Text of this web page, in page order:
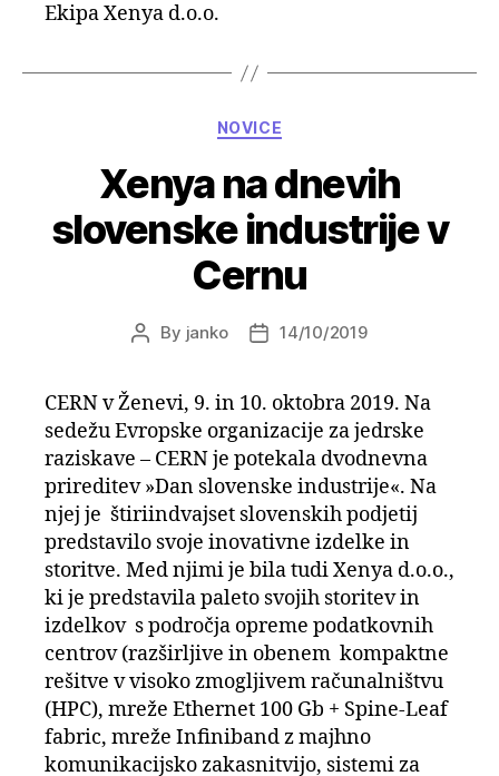
Ekipa Xenya d.o.o.
Categories
NOVICE
Xenya na dnevih
slovenske industrije v
Cernu
Post
By janko
Post14/10/2019
CERN v Ženevi, 9. in 10. oktobra 2019. Na
sedežu Evropske organizacije za jedrske
raziskave – CERN je potekala dvodnevna
prireditev »Dan slovenske industrije«. Na
njej je štiriindvajset slovenskih podjetij
predstavilo svoje inovativne izdelke in
storitve. Med njimi je bila tudi Xenya d.o.o.,
ki je predstavila paleto svojih storitev in
izdelkov s področja opreme podatkovnih
centrov (razširljive in obenem kompaktne
rešitve v visoko zmogljivem računalništvu
(HPC), mreže Ethernet 100 Gb + Spine-Leaf
fabric, mreže Infiniband z majhno
komunikacijsko zakasnitvijo, sistemi za